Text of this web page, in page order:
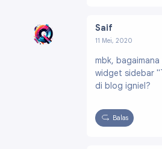
Saif
11 Mei, 2020
mbk,
widget sidebar
di blog igniel?
Balas